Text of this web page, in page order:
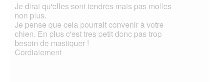
Je dirai qu'elles sont tendres mais pas molles
non plus.
Je pense que cela pourrait convenir à votre
chien. En plus c'est tres petit donc pas trop
besoin de mastiquer !
Cordialement